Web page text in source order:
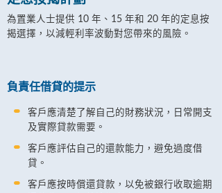
為置業人士提供 10 年、15 年和 20 年的定息按
揭選擇，以減輕利率波動對您帶來的風險。
負責任借貸的提示
客戶應清楚了解自己的財務狀況，日常開支
及實際貸款需要。
客戶應評估自己的還款能力，避免過度借
貸。
客戶應按時償還貸款，以免被銀行收取逾期